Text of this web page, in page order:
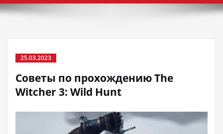
25.03.2023
Советы по прохождению The
Witcher 3: Wild Hunt